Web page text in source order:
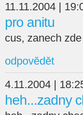
11.11.2004 |
pro anitu
cus, zanech
odpovědět
4.11.2004 |
heh...zadny